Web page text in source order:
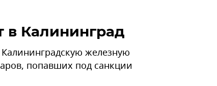
в Калининград
железную
попавших под санкции